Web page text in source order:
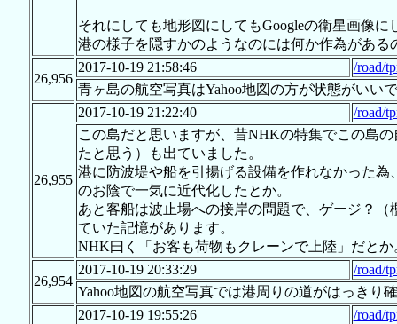
それにしても地形図にしてもGoogleの衛星画像に
港の様子を隠すかのようなのには何か作為がある
26,956
2017-10-19 21:58:46
/road/
青ヶ島の航空写真はYahoo地図の方が状態がいい
26,955
2017-10-19 21:22:40
/road/
この島だと思いますが、昔NHKの特集でこの島
たと思う）も出ていました。
港に防波堤や船を引揚げる設備を作れなかった
のお陰で一気に近代化したとか。
あと客船は波止場への接岸の問題で、ゲージ？
ていた記憶があります。
NHK曰く「お客も荷物もクレーンで上陸」だとか
26,954
2017-10-19 20:33:29
/road/
Yahoo地図の航空写真では港周りの道がはっきり
2017-10-19 19:55:26
/road/